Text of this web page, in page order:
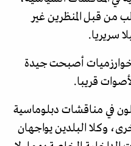
من قبل المنظرين غير
سريريا.
أصبحت جيدة
قريبا.
في مناقشات دبلوماسية
وكلا البلدين يواجهان